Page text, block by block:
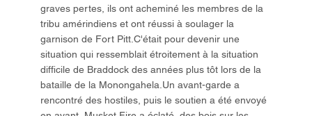
graves pertes, ils ont acheminé les membres de la
tribu amérindiens et ont réussi à soulager la
garnison de Fort Pitt.C'était pour devenir une
situation qui ressemblait étroitement à la situation
difficile de Braddock des années plus tôt lors de la
bataille de la Monongahela.Un avant-garde a
rencontré des hostiles, puis le soutien a été envoyé